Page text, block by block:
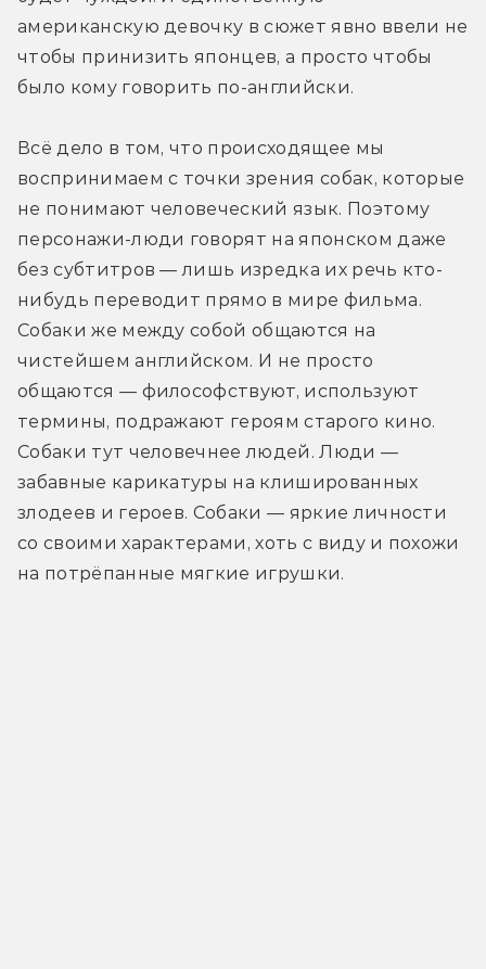
американскую девочку в сюжет явно ввели не
чтобы принизить японцев, а просто чтобы
было кому говорить по-английски.
Всё дело в том, что происходящее мы
воспринимаем с точки зрения собак, которые
не понимают человеческий язык. Поэтому
персонажи-люди говорят на японском даже
без субтитров — лишь изредка их речь кто-
нибудь переводит прямо в мире фильма.
Собаки же между собой общаются на
чистейшем английском. И не просто
общаются — философствуют, используют
термины, подражают героям старого кино.
Собаки тут человечнее людей. Люди —
забавные карикатуры на клишированных
злодеев и героев. Собаки — яркие личности
со своими характерами, хоть с виду и похожи
на потрёпанные мягкие игрушки.